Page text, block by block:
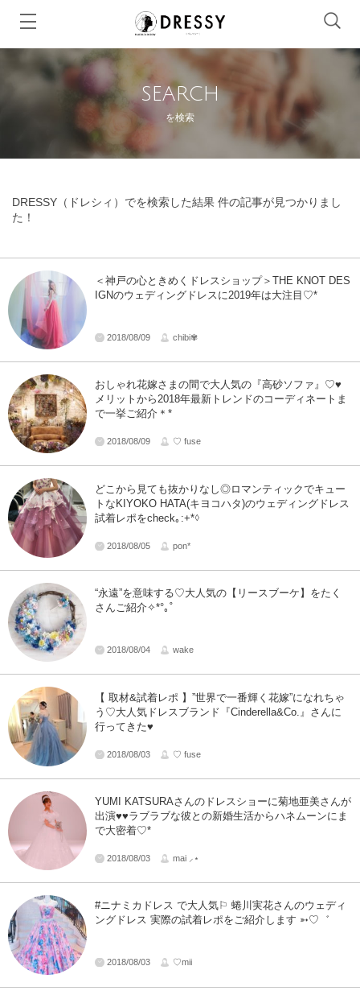
SEARCH
を検索
DRESSY（ドレシィ）でを検索した結果 件の記事が見つかりまし
た！
＜神戸の心ときめくドレスショップ＞THE KNOT DES
IGNのウェディングドレスに2019年は大注目♡*
2018/08/09 chibi✾
おしゃれ花嫁さまの間で大人気の『高砂ソファ』♡♥
メリットから2018年最新トレンドのコーディネートま
で一挙ご紹介＊*
2018/08/09 ♡ fuse
どこから見ても抜かりなし◎ロマンティックでキュー
トなKIYOKO HATA(キヨコハタ)のウェディングドレス
試着レポをcheck｡:+*♢
2018/08/05 pon*
“永遠”を意味する♡大人気の【リースブーケ】をたく
さんご紹介✧*°｡˚
2018/08/04 wake
【 取材&試着レポ 】”世界で一番輝く花嫁”になれちゃ
う♡大人気ドレスブランド『Cinderella&Co.』さんに
行ってきた♥
2018/08/03 ♡ fuse
YUMI KATSURAさんのドレスショーに菊地亜美さんが
出演♥♥ラブラブな彼との新婚生活からハネムーンにま
で大密着♡*
2018/08/03 mai ⸝⋆
#ニナミカドレス で大人気⚐ 蜷川実花さんのウェディ
ングドレス 実際の試着レポをご紹介します ➳♡゛
2018/08/03 ♡mii